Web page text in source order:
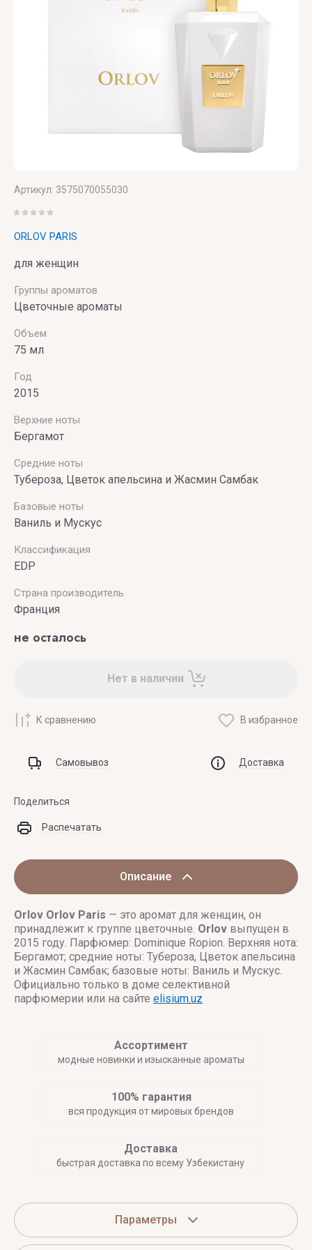
Артикул: 3575070055030
ORLOV PARIS
для женщин
Группы ароматов
Цветочные ароматы
Объем
75 мл
Год
2015
Верхние ноты
Бергамот
Средние ноты
Тубероза, Цветок апельсина и Жасмин Самбак
Базовые ноты
Ваниль и Мускус
Классификация
EDP
Страна производитель
Франция
не осталось
Нет в наличии
К сравнению В избранное
Самовывоз Доставка
Поделиться
Распечатать
Описание
Orlov Orlov Paris — это аромат для женщин, он
принадлежит к группе цветочные. Orlov выпущен в
2015 году. Парфюмер: Dominique Ropion. Верхняя нота:
Бергамот; средние ноты: Тубероза, Цветок апельсина
и Жасмин Самбак; базовые ноты: Ваниль и Мускус.
Официально только в доме селективной
парфюмерии или на сайте elisium.uz
Ассортимент
модные новинки и изысканные ароматы
100% гарантия
вся продукция от мировых брендов
Доставка
быстрая доставка по всему Узбекистану
Параметры
GABAI
Secret
PARFUMERIE
LaurentZILLI
ZOEVA